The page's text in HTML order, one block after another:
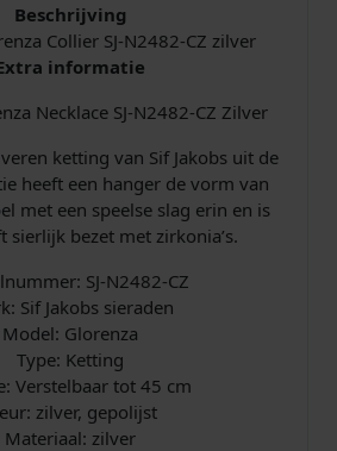
Beschrijving
Collier SJ-N2482-CZ zilver
informatie
Necklace SJ-N2482-CZ Zilver
ketting van Sif Jakobs uit de
heeft een hanger de vorm van
met een speelse slag erin en is
sierlijk bezet met zirkonia’s.
SJ-N2482-CZ
Sif Jakobs sieraden
Model: Glorenza
Type: Ketting
Verstelbaar tot 45 cm
zilver, gepolijst
Materiaal: zilver